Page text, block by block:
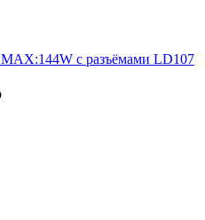
с разъёмами LD107